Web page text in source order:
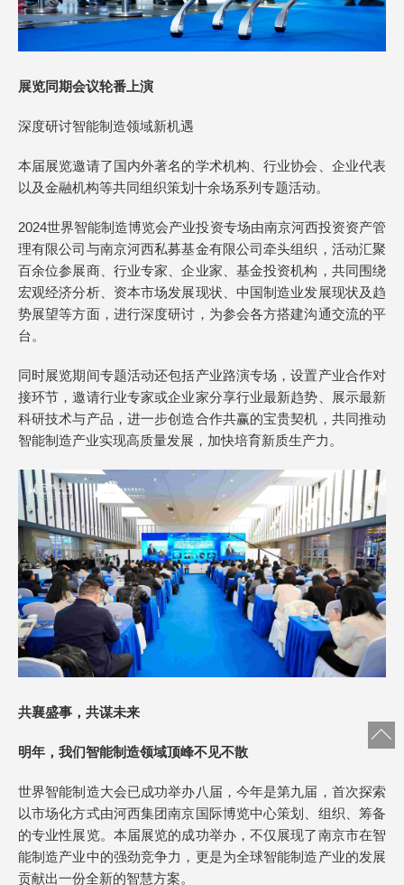
展览同期会议轮番上演
深度研讨智能制造领域新机遇
本届展览邀请了国内外著名的学术机构、行业协会、企业代表
以及金融机构等共同组织策划十余场系列专题活动。
2024世界智能制造博览会产业投资专场由南京河西投资资产管
理有限公司与南京河西私募基金有限公司牵头组织，活动汇聚
百余位参展商、行业专家、企业家、基金投资机构，共同围绕
宏观经济分析、资本市场发展现状、中国制造业发展现状及趋
势展望等方面，进行深度研讨，为参会各方搭建沟通交流的平
台。
同时展览期间专题活动还包括产业路演专场，设置产业合作对
接环节，邀请行业专家或企业家分享行业最新趋势、展示最新
科研技术与产品，进一步创造合作共赢的宝贵契机，共同推动
智能制造产业实现高质量发展，加快培育新质生产力。
共襄盛事，共谋未来
明年，我们智能制造领域顶峰不见不散
世界智能制造大会已成功举办八届，今年是第九届，首次探索
以市场化方式由河西集团南京国际博览中心策划、组织、筹备
的专业性展览。本届展览的成功举办，不仅展现了南京市在智
能制造产业中的强劲竞争力，更是为全球智能制造产业的发展
贡献出一份全新的智慧方案。